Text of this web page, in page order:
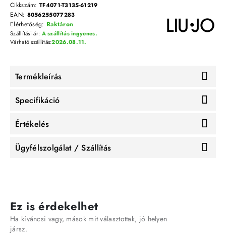
Cikkszám: TF4071-T3135-61219
EAN: 8056255077283
Elérhetőség: Raktáron
Várható szállítás:2026.08.11.
Szállítási ár: A szállítás ingyenes.
Termékleírás
Specifikáció
Értékelés
Ügyfélszolgálat / Szállítás
Ez is érdekelhet
Ha kíváncsi vagy, mások mit választottak, jó helyen
jársz.